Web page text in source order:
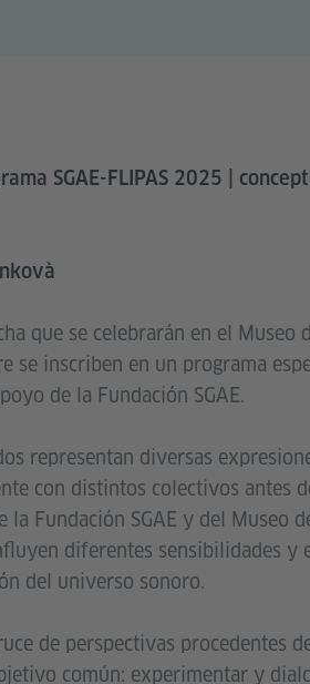
SGAE-FLIPAS 2025 |
que se celebrarán en el
se inscriben en un programa
de la Fundación SGAE.
representan diversas
con distintos colectivos antes
la Fundación SGAE y del Museo
diferentes sensibilidades
del universo sonoro.
de perspectivas procedentes
común: experimentar y